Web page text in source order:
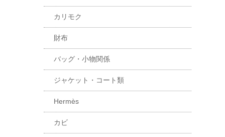
カリモク
財布
バッグ・小物関係
ジャケット・コート類
Hermès
カビ